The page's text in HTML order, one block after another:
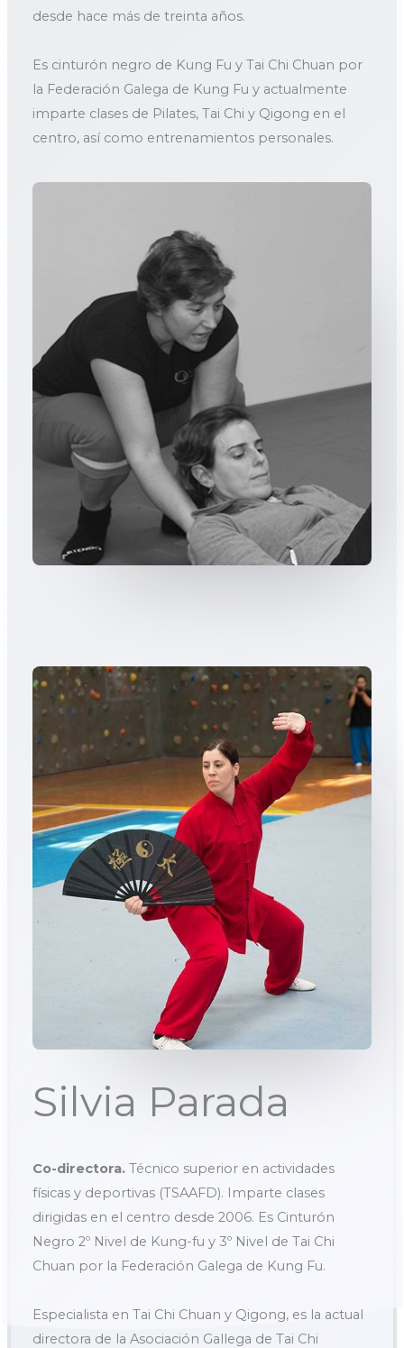
desde hace más de treinta años.
Es cinturón negro de Kung Fu y Tai Chi Chuan por
la Federación Galega de Kung Fu y actualmente
imparte clases de Pilates, Tai Chi y Qigong en el
centro, así como entrenamientos personales.
Silvia Parada
Co-directora. Técnico superior en actividades
físicas y deportivas (TSAAFD). Imparte clases
dirigidas en el centro desde 2006. Es Cinturón
Negro 2º Nivel de Kung-fu y 3º Nivel de Tai Chi
Chuan por la Federación Galega de Kung Fu.
Especialista en Tai Chi Chuan y Qigong, es la actual
directora de la Asociación Gallega de Tai Chi